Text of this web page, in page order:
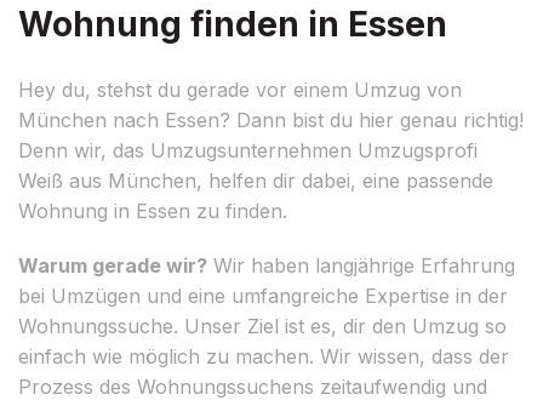
Wohnung finden in Essen
Hey du, stehst du gerade vor einem Umzug von
München nach Essen? Dann bist du hier genau richtig!
Denn wir, das Umzugsunternehmen Umzugsprofi
Weiß aus München, helfen dir dabei, eine passende
Wohnung in Essen zu finden.
Warum gerade wir? Wir haben langjährige Erfahrung
bei Umzügen und eine umfangreiche Expertise in der
Wohnungssuche. Unser Ziel ist es, dir den Umzug so
einfach wie möglich zu machen. Wir wissen, dass der
Prozess des Wohnungssuchens zeitaufwendig und